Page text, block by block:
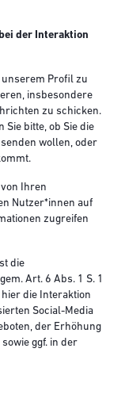
der Interaktion
unserem Profil zu
insbesondere
zu schicken.
Sie bitte, ob Sie die
wollen, oder
Ihren
Nutzer*innen auf
zugreifen
die
Art. 6 Abs. 1 S. 1
hier die Interaktion
Social-Media
der Erhöhung
ggf. in der